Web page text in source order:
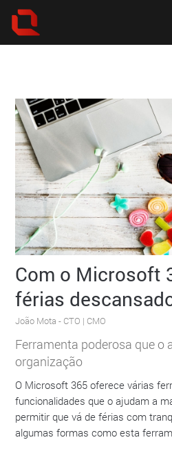
Com o Microsoft
férias
João Mota- CTO | CMO
Ferramenta poderosa que o
organização
O Microsoft 365 oferece várias
funcionalidades que o ajudam a
permitir que vá de férias com
algumas formas como esta